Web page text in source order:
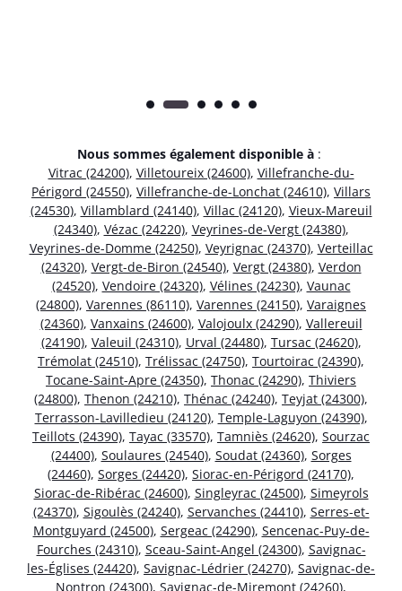
Nous sommes également disponible à :
Vitrac (24200), Villetoureix (24600), Villefranche-du-
Périgord (24550), Villefranche-de-Lonchat (24610), Villars
(24530), Villamblard (24140), Villac (24120), Vieux-Mareuil
(24340), Vézac (24220), Veyrines-de-Vergt (24380),
Veyrines-de-Domme (24250), Veyrignac (24370), Verteillac
(24320), Vergt-de-Biron (24540), Vergt (24380), Verdon
(24520), Vendoire (24320), Vélines (24230), Vaunac
(24800), Varennes (86110), Varennes (24150), Varaignes
(24360), Vanxains (24600), Valojoulx (24290), Vallereuil
(24190), Valeuil (24310), Urval (24480), Tursac (24620),
Trémolat (24510), Trélissac (24750), Tourtoirac (24390),
Tocane-Saint-Apre (24350), Thonac (24290), Thiviers
(24800), Thenon (24210), Thénac (24240), Teyjat (24300),
Terrasson-Lavilledieu (24120), Temple-Laguyon (24390),
Teillots (24390), Tayac (33570), Tamniès (24620), Sourzac
(24400), Soulaures (24540), Soudat (24360), Sorges
(24460), Sorges (24420), Siorac-en-Périgord (24170),
Siorac-de-Ribérac (24600), Singleyrac (24500), Simeyrols
(24370), Sigoulès (24240), Servanches (24410), Serres-et-
Montguyard (24500), Sergeac (24290), Sencenac-Puy-de-
Fourches (24310), Sceau-Saint-Angel (24300), Savignac-
les-Églises (24420), Savignac-Lédrier (24270), Savignac-de-
Nontron (24300), Savignac-de-Miremont (24260),